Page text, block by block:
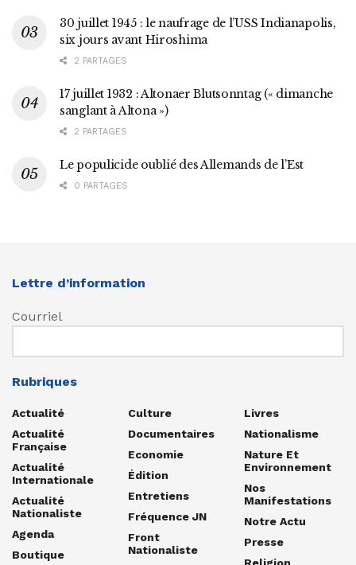
30 juillet 1945 : le naufrage de l’USS Indianapolis,
six jours avant Hiroshima
2 PARTAGES
17 juillet 1932 : Altonaer Blutsonntag (« dimanche
sanglant à Altona »)
2 PARTAGES
Le populicide oublié des Allemands de l’Est
0 PARTAGES
Lettre d’information
Courriel
Rubriques
Actualité
Actualité
Française
Actualité
Internationale
Actualité
Nationaliste
Agenda
Boutique
Culture
Documentaires
Economie
Édition
Entretiens
Fréquence JN
Front
Nationaliste
Livres
Nationalisme
Nature Et
Environnement
Nos
Manifestations
Notre Actu
Presse